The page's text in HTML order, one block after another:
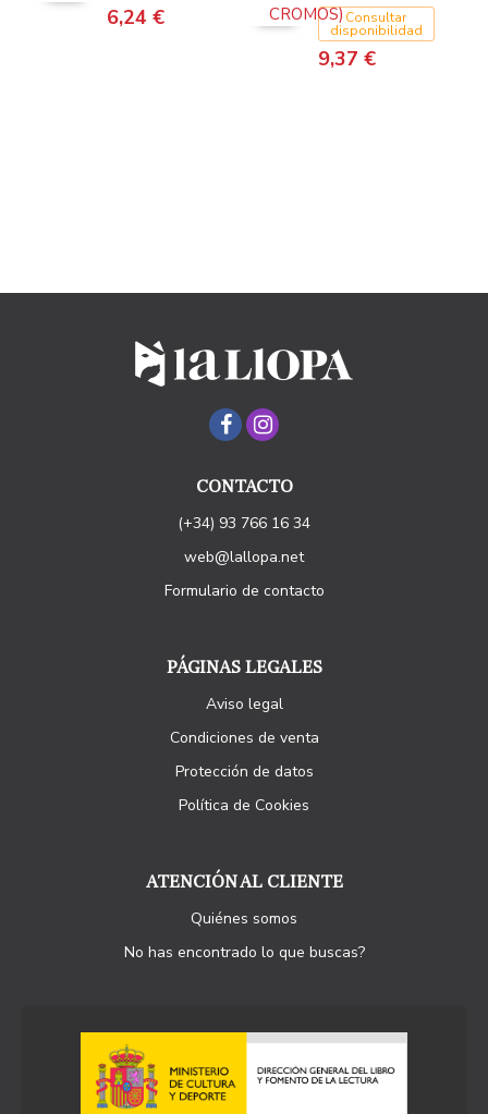
6,24 € Consultar
disponibilidad
9,37 €
CONTACTO
(+34) 93 766 16 34
web@lallopa.net
Formulario de contacto
PÁGINAS LEGALES
Aviso legal
Condiciones de venta
Protección de datos
Política de Cookies
ATENCIÓN AL CLIENTE
Quiénes somos
No has encontrado lo que buscas?